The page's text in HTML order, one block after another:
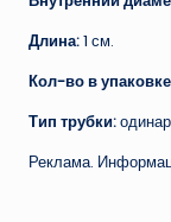
Длина:1 см.
Кол-во в
Тип трубки:
Реклама.